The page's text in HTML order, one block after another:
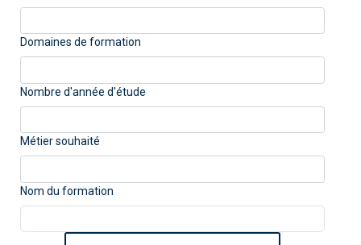
Domaines de formation
Nombre d'année d'étude
Métier souhaité
Nom du formation